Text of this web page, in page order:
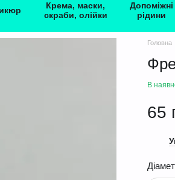
Крема, маски,
скраби, олійки
Допоміжні
рідини
Головна
В
65